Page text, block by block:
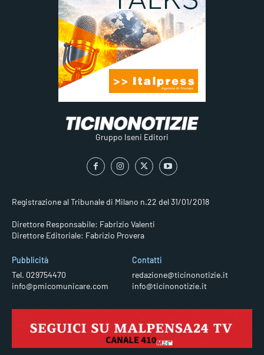
Gruppo Iseni Editori
Registrazione al Tribunale di Milano n.22 del 31/01/2018
Direttore Responsabile: Fabrizio Valenti
Direttore Editoriale: Fabrizio Provera
Pubblicità
Tel. 029754470
info@pmicomunicare.com
Contatti
redazione@ticinonotizie.it
info@ticinonotizie.it